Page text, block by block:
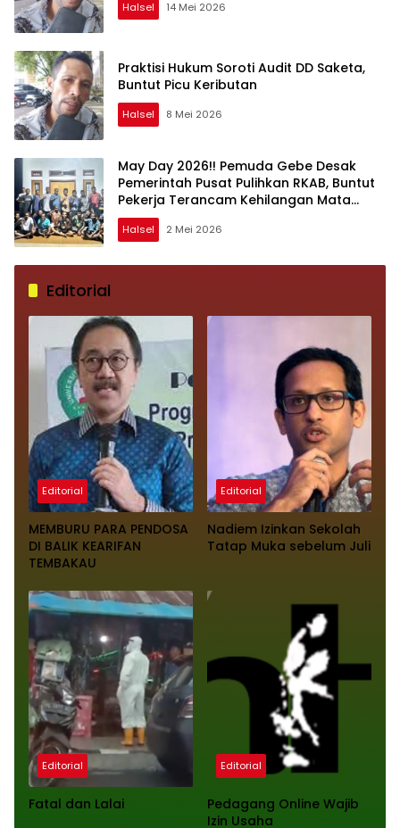
Halsel 14 Mei 2026
Praktisi Hukum Soroti Audit DD Saketa,
Buntut Picu Keributan
Halsel 8 Mei 2026
May Day 2026!! Pemuda Gebe Desak
Pemerintah Pusat Pulihkan RKAB, Buntut
Pekerja Terancam Kehilangan Mata
Pencaharian
Halsel 2 Mei 2026
Editorial
Editorial
MEMBURU PARA PENDOSA
DI BALIK KEARIFAN
TEMBAKAU
Editorial
Nadiem Izinkan Sekolah
Tatap Muka sebelum Juli
Editorial
Fatal dan Lalai
Editorial
Pedagang Online Wajib
Izin Usaha